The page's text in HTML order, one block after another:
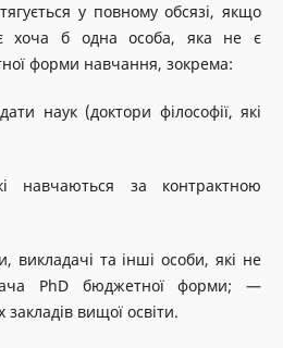
у повному обсязі, якщо
є хоча б одна особа, яка не є
форми навчання, зокрема:
наук (доктори філософії, які
навчаються за контрактною
викладачі та інші особи, які не
PhD бюджетної форми; —
закладів вищої освіти.